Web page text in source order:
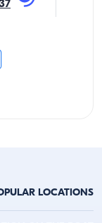
83
LOCATIONS